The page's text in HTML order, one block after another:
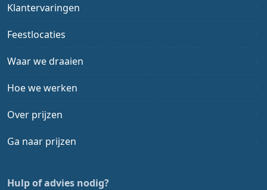
Klantervaringen
Feestlocaties
Waar we draaien
Hoe we werken
Over prijzen
Ga naar prijzen
Hulp of advies nodig?